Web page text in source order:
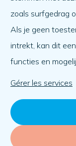
zoals surfgedrag
Als je geen
intrekt, kan dit
functies en
Gérer les services
A propos de
A propos de nous
Travailler à
L'équipe